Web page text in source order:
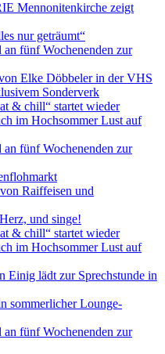
Mennonitenkirche zeigt
nur geträumt“
fünf Wochenenden zur
Elke Döbbeler in der VHS
Sonderverk
& chill“ startet wieder
im Hochsommer Lust auf
fünf Wochenenden zur
Raiffeisen und
und singe!
& chill“ startet wieder
im Hochsommer Lust auf
Einig lädt zur Sprechstunde in
sommerlicher Lounge-
fünf Wochenenden zur